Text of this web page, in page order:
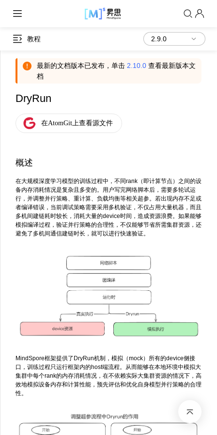
教程
最新的文档版本已发布，单击 2.10.0 查看最新版本文
档
DryRun
概述
在大规模深度学习模型的训练过程中，不同rank（即计算节点）之间的设
备内存消耗情况是复杂且多变的。用户写完网络脚本后，需要多轮试运
行，并调整并行策略、重计算、负载均衡等相关超参。若出现内存不足或
者编译错误，当前调试策略需要采用多机验证，不仅占用大量机器，而且
多机间建链耗时较长，消耗大量的device时间，造成资源浪费。如果能够
模拟编译过程，验证并行策略的合理性，不仅能够节省所需集群资源，还
避免了多机间通信建链时长，就可以进行快速验证。
MindSpore框架提供了DryRun机制，模拟（mock）所有的device侧接
口，训练过程只运行框架内的host端流程。从而能够在本地环境中模拟大
集群中每个rank的内存消耗情况，在不依赖实际大集群资源的情况下，高
效地模拟设备内存和计算性能，预先评估和优化自身模型并行策略的合理
性。